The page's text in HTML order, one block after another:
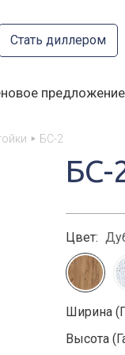
Стать диллером
предложение
БС-2
БС-
Цвет:
Ширина
Высота